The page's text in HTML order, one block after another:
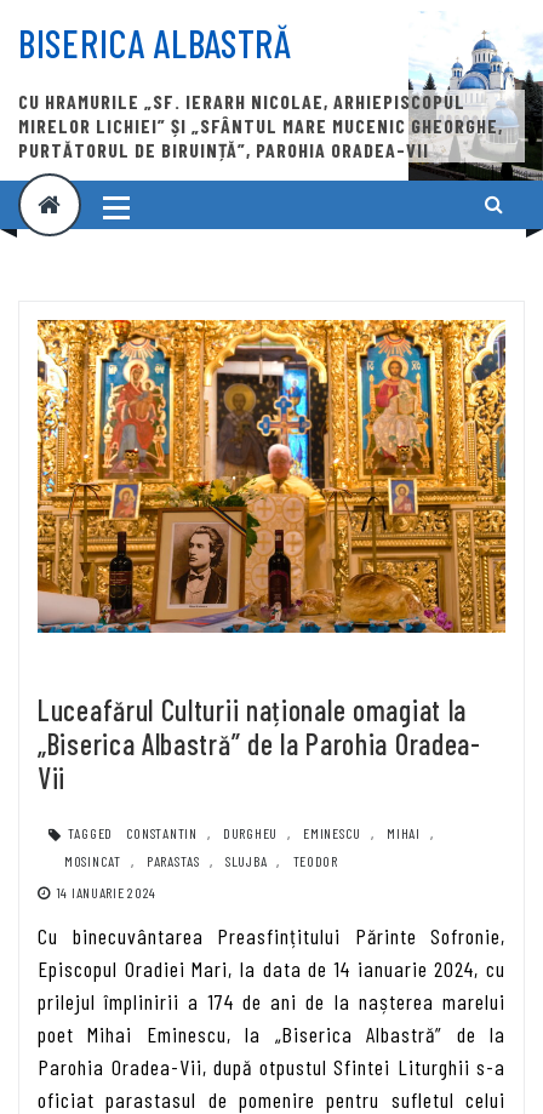
content
BISERICA ALBASTRĂ
CU HRAMURILE „SF. IERARH NICOLAE, ARHIEPISCOPUL
MIRELOR LICHIEI” ȘI „SFÂNTUL MARE MUCENIC GHEORGHE,
PURTĂTORUL DE BIRUINȚĂ”, PAROHIA ORADEA-VII
Luceafărul Culturii naționale omagiat la
„Biserica Albastră” de la Parohia Oradea-
Vii
TAGGED CONSTANTIN , DURGHEU , EMINESCU , MIHAI
,
MOSINCAT
, PARASTAS , SLUJBA ,
TEODOR
14 IANUARIE 2024
Cu binecuvântarea Preasfințitului Părinte Sofronie,
Episcopul Oradiei Mari, la data de 14 ianuarie 2024, cu
prilejul împlinirii a 174 de ani de la nașterea marelui
poet Mihai Eminescu, la „Biserica Albastră” de la
Parohia Oradea-Vii, după otpustul Sfintei Liturghii s-a
oficiat parastasul de pomenire pentru sufletul celui